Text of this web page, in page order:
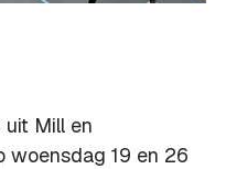
uit Mill en
woensdag 19 en 26